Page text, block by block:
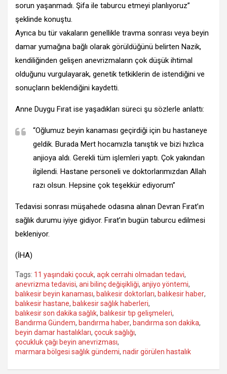
sorun yaşanmadı. Şifa ile taburcu etmeyi planlıyoruz”
şeklinde konuştu.
Ayrıca bu tür vakaların genellikle travma sonrası veya beyin
damar yumağına bağlı olarak görüldüğünü belirten Nazik,
kendiliğinden gelişen anevrizmaların çok düşük ihtimal
olduğunu vurgulayarak, genetik tetkiklerin de istendiğini ve
sonuçların beklendiğini kaydetti.
Anne Duygu Fırat ise yaşadıkları süreci şu sözlerle anlattı:
“Oğlumuz beyin kanaması geçirdiği için bu hastaneye
geldik. Burada Mert hocamızla tanıştık ve bizi hızlıca
anjioya aldı. Gerekli tüm işlemleri yaptı. Çok yakından
ilgilendi. Hastane personeli ve doktorlarımızdan Allah
razı olsun. Hepsine çok teşekkür ediyorum”
Tedavisi sonrası müşahede odasına alınan Devran Fırat’ın
sağlık durumu iyiye gidiyor. Fırat’ın bugün taburcu edilmesi
bekleniyor.
(İHA)
Tags: 11 yaşındaki çocuk, açık cerrahi olmadan tedavi,
anevrizma tedavisi, ani bilinç değişikliği, anjiyo yöntemi,
balıkesir beyin kanaması, balıkesir doktorları, balıkesir haber,
balıkesir hastane, balıkesir sağlık haberleri,
balıkesir son dakika sağlık, balıkesir tıp gelişmeleri,
Bandırma Gündem, bandırma haber, bandırma son dakika,
beyin damar hastalıkları, çocuk sağlığı,
çocukluk çağı beyin anevrizması,
marmara bölgesi sağlık gündemi, nadir görülen hastalık